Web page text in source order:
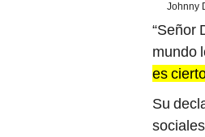
Johnny
“Señor
mundo
es
Su